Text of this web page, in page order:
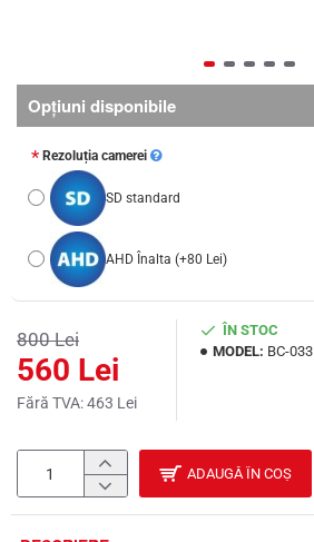
560 Lei
800 Lei
Fără TVA: 463 Lei
ÎN STOC
MODEL: BC-033
Opţiuni disponibile
Rezoluția camerei
SD standard
AHD Înalta (+80 Lei)
ADAUGĂ ÎN COȘ